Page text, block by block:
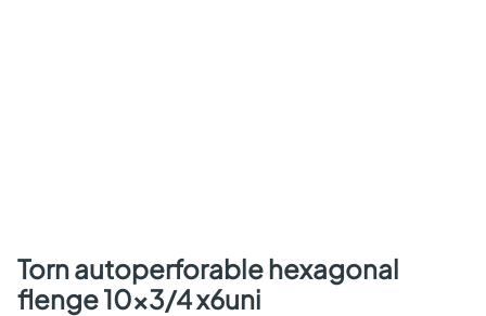
torn autoperforable hexagonal
flenge 10x3/4 x6uni